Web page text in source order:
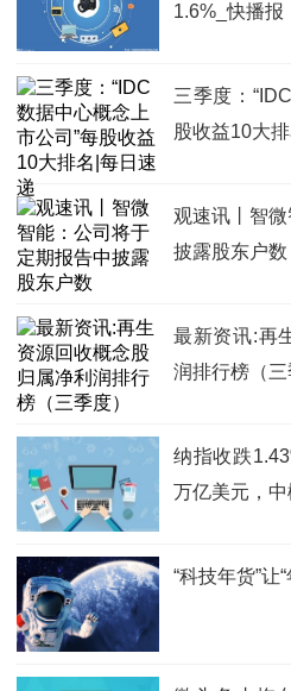
1.6%_快播报
三季度：
股收益10大
观速讯丨智
披露股东户数
最新资讯:再
润排行榜（三
纳指收跌
万亿美元，
“科技年货”让